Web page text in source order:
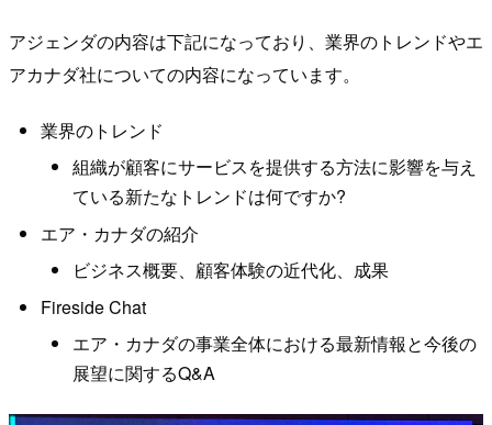
アジェンダの内容は下記になっており、業界のトレンドやエ
アカナダ社についての内容になっています。
業界のトレンド
組織が顧客にサービスを提供する方法に影響を与え
ている新たなトレンドは何ですか?
エア・カナダの紹介
ビジネス概要、顧客体験の近代化、成果
Fireside Chat
エア・カナダの事業全体における最新情報と今後の
展望に関するQ&A